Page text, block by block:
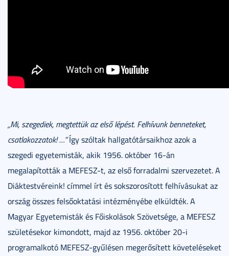
„Mi, szegediek, megtettük az első lépést. Felhívunk benneteket,
csatlakozzatok! …”Így szóltak hallgatótársaikhoz azok a
szegedi egyetemisták, akik 1956. október 16-án
megalapították a MEFESZ-t, az első forradalmi szervezetet. A
Diáktestvéreink! címmel írt és sokszorosított felhívásukat az
ország összes felsőoktatási intézményébe elküldték. A
Magyar Egyetemisták és Főiskolások Szövetsége, a MEFESZ
születésekor kimondott, majd az 1956. október 20-i
programalkotó MEFESZ-gyűlésen megerősített követeléseket